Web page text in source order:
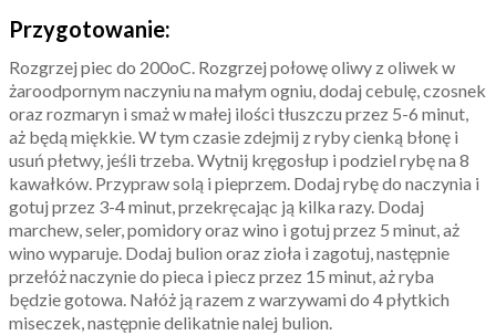
Przygotowanie:
Rozgrzej piec do 200oC. Rozgrzej połowę oliwy z oliwek w
żaroodpornym naczyniu na małym ogniu, dodaj cebulę, czosnek
oraz rozmaryn i smaż w małej ilości tłuszczu przez 5-6 minut,
aż będą miękkie. W tym czasie zdejmij z ryby cienką błonę i
usuń płetwy, jeśli trzeba. Wytnij kręgosłup i podziel rybę na 8
kawałków. Przypraw solą i pieprzem. Dodaj rybę do naczynia i
gotuj przez 3-4 minut, przekręcając ją kilka razy. Dodaj
marchew, seler, pomidory oraz wino i gotuj przez 5 minut, aż
wino wyparuje. Dodaj bulion oraz zioła i zagotuj, następnie
przełóż naczynie do pieca i piecz przez 15 minut, aż ryba
będzie gotowa. Nałóż ją razem z warzywami do 4 płytkich
miseczek, następnie delikatnie nalej bulion.